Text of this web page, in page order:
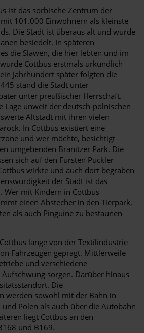
ist das sorbische Zentrum der
101.000 Einwohnern als kleinste
Die Stadt ist überaus alt und wurde
besiedelt. In späteren
die Slawen, die hier lebten und im
Cottbus erstmals urkundlich
Jahrhundert später folgten die
stand die Stadt unter
unter preußischer Herrschaft.
Lage unweit der deutsch-polnischen
Altstadt mit ihren vielen
In Cottbus existiert eine
und wer möchte, besichtigt
umgebenden Branitzer Park. Die
sich auf den Fürsten Pückler
wirkte und auch dort begraben
der Stadt ist das
Wer mit Kindern in Cottbus
einen Abstecher in den Tierpark,
als auch Pinguine zu bestaunen
lange von der Textilindustrie
Fahrzeugen geprägt. Mittlerweile
und verschiedene
sorgen. Darüber hinaus
Die
werden sowohl mit der Bahn in
Polen als auch über die Autobahn
liegt Cottbus an den
und B169.